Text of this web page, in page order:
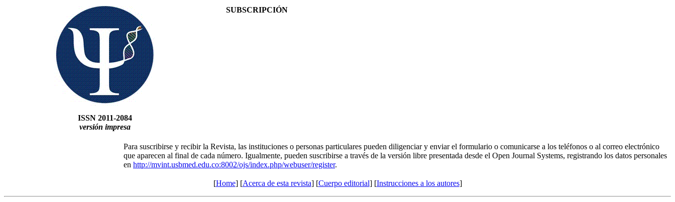
ISSN 2011-2084
versión impresa
SUBSCRIPCIÓN
Para suscribirse y recibir la Revista, las instituciones o personas particulares pueden diligenciar y enviar el formulario o comunicarse a los teléfonos o al correo electrónico
que aparecen al final de cada número. Igualmente, pueden suscribirse a través de la versión libre presentada desde el Open Journal Systems, registrando los datos personales
en http://mvint.usbmed.edu.co:8002/ojs/index.php/webuser/register.
[Home] [Acerca de esta revista] [Cuerpo editorial] [Instrucciones a los autores]